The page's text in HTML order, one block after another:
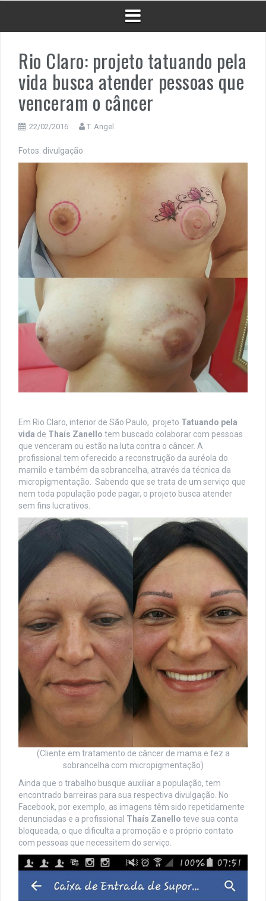
Rio Claro: projeto tatuando pela
vida busca atender pessoas que
venceram o câncer
22/02/2016 T. Angel
Fotos: divulgação
Em Rio Claro, interior de São Paulo, projeto Tatuando pela
vida de Thaís Zanello tem buscado colaborar com pessoas
que venceram ou estão na luta contra o câncer. A
profissional tem oferecido a reconstrução da auréola do
mamilo e também da sobrancelha, através da técnica da
micropigmentação. Sabendo que se trata de um serviço que
nem toda população pode pagar, o projeto busca atender
sem fins lucrativos.
(Cliente em tratamento de câncer de mama e fez a
sobrancelha com micropigmentação)
Ainda que o trabalho busque auxiliar a população, tem
encontrado barreiras para sua respectiva divulgação. No
Facebook, por exemplo, as imagens têm sido repetidamente
denunciadas e a profissional Thaís Zanello teve sua conta
bloqueada, o que dificulta a promoção e o próprio contato
com pessoas que necessitem do serviço.